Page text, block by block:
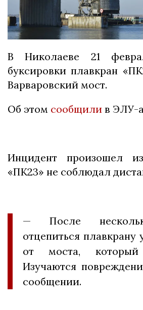
В Николаеве 21
буксировки плавкран
Варваровский мост.
Об этом сообщили в ЭЛУ-
Инцидент произошел
«ПК23» не соблюдал
— После
отцепиться плавкрану
от моста,
Изучаются
сообщении.